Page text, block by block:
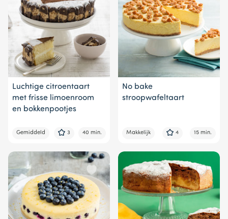
Luchtige citroentaart
met frisse limoenroom
en bokkenpootjes
Gemiddeld 3 40 min.
No bake
stroopwafeltaart
Makkelijk 4 15 min.